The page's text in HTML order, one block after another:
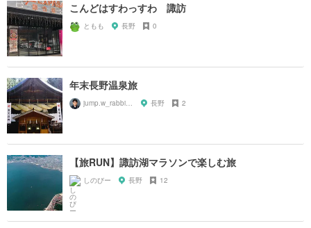
こんどはすわっすわ 諏訪
ともも 長野 0
年末長野温泉旅
jump.w_rabbitkun 長野 2
【旅RUN】諏訪湖マラソンで楽しむ旅
しのびー 長野 12